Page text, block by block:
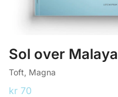
Sol over Malaya
Toft, Magna
kr 70